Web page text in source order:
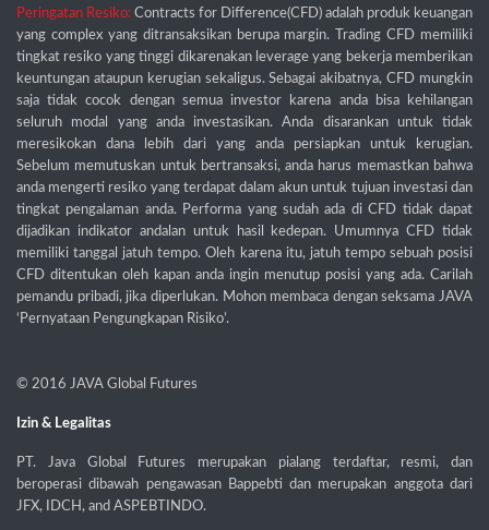
Peringatan Resiko: Contracts for Difference(CFD) adalah produk keuangan
yang complex yang ditransaksikan berupa margin. Trading CFD memiliki
tingkat resiko yang tinggi dikarenakan leverage yang bekerja memberikan
keuntungan ataupun kerugian sekaligus. Sebagai akibatnya, CFD mungkin
saja tidak cocok dengan semua investor karena anda bisa kehilangan
seluruh modal yang anda investasikan. Anda disarankan untuk tidak
meresikokan dana lebih dari yang anda persiapkan untuk kerugian.
Sebelum memutuskan untuk bertransaksi, anda harus memastkan bahwa
anda mengerti resiko yang terdapat dalam akun untuk tujuan investasi dan
tingkat pengalaman anda. Performa yang sudah ada di CFD tidak dapat
dijadikan indikator andalan untuk hasil kedepan. Umumnya CFD tidak
memiliki tanggal jatuh tempo. Oleh karena itu, jatuh tempo sebuah posisi
CFD ditentukan oleh kapan anda ingin menutup posisi yang ada. Carilah
pemandu pribadi, jika diperlukan. Mohon membaca dengan seksama JAVA
‘Pernyataan Pengungkapan Risiko’.
© 2016 JAVA Global Futures
Izin & Legalitas
PT. Java Global Futures merupakan pialang terdaftar, resmi, dan
beroperasi dibawah pengawasan Bappebti dan merupakan anggota dari
JFX, IDCH, and ASPEBTINDO.